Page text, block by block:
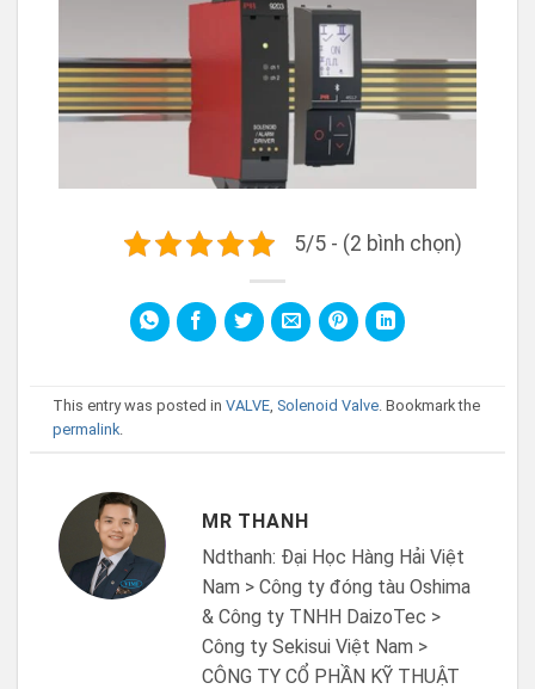
5/5 - (2 bình chọn)
This entry was posted inVALVE, Solenoid Valve. Bookmark the
permalink.
MR THANH
Ndthanh: Đại Học Hàng Hải Việt
Nam > Công ty đóng tàu Oshima
& Công ty TNHH DaizoTec >
Công ty Sekisui Việt Nam >
CÔNG TY CỔ PHẦN KỸ THUẬT